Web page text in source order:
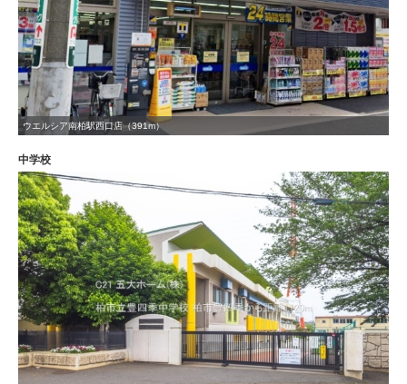
ウエルシア南柏駅西口店（391m）
中学校